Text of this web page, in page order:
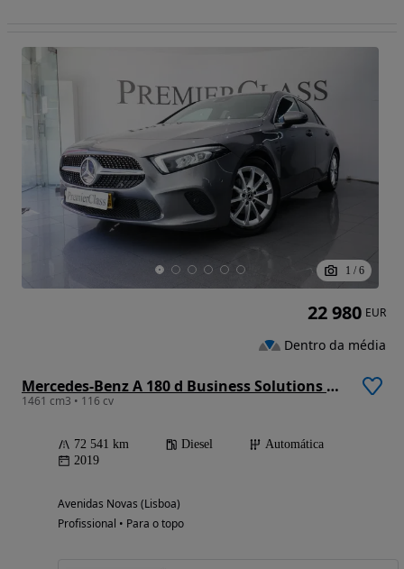
1 / 6
Mercedes-Benz A 180 d Business Solutions Aut.
1461 cm3 • 116 cv
72 541 km Diesel
Automática
2019
Avenidas Novas (Lisboa)
Profissional • Para o topo
22 980 EUR
Dentro da média